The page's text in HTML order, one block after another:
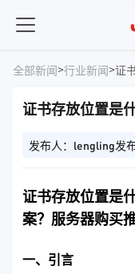
全部新闻>行业新闻>证
证书存放位置是
发布人：lengling发
证书存放位置是
案？服务器购买
一、引言